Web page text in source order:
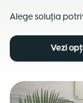
Alege soluția
Vezi